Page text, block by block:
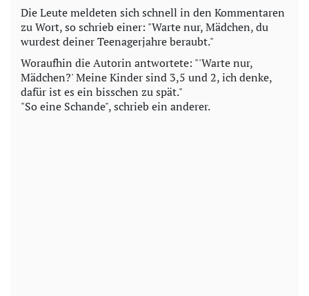
Die Leute meldeten sich schnell in den Kommentaren
zu Wort, so schrieb einer: "Warte nur, Mädchen, du
wurdest deiner Teenagerjahre beraubt."
Woraufhin die Autorin antwortete: "'Warte nur,
Mädchen?' Meine Kinder sind 3,5 und 2, ich denke,
dafür ist es ein bisschen zu spät."
"So eine Schande", schrieb ein anderer.